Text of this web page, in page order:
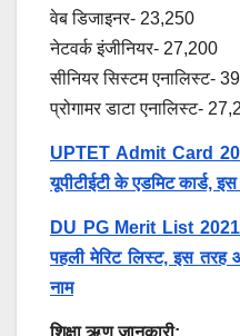
वेब डिजाइनर- 23,250
नेटवर्क इंजीनियर- 27,200
सीनियर सिस्टम एनालिस्ट-
प्रोगामर डाटा एनालिस्ट-
UPTET Admit Card
यूपीटीईटी के एडमिट कार्ड,
DU PG Merit List
पहली मेरिट लिस्ट, इस
नाम
शिक्षा ऋण जानकारी: